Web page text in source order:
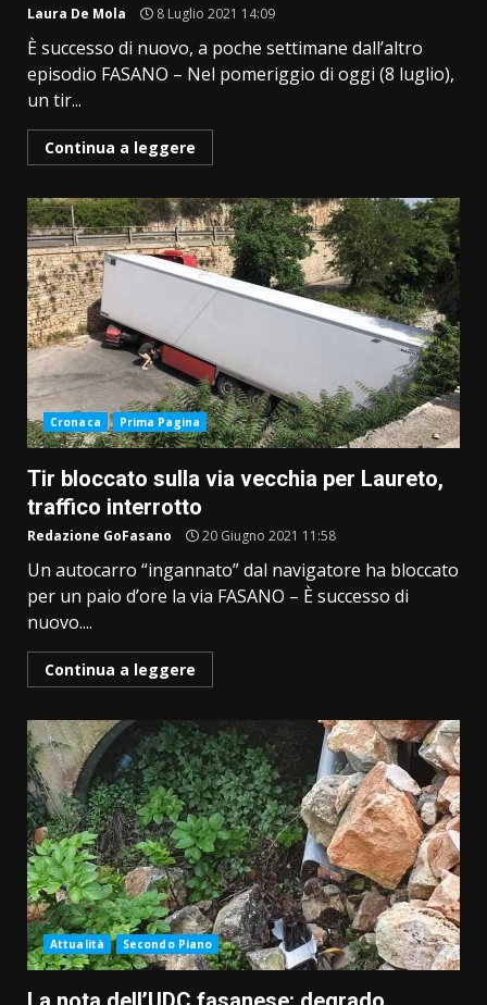
Laura De Mola 8 Luglio 2021 14:09
È successo di nuovo, a poche settimane dall’altro
episodio FASANO – Nel pomeriggio di oggi (8 luglio),
un tir...
Continua a leggere
Cronaca Prima Pagina
Tir bloccato sulla via vecchia per Laureto,
traffico interrotto
Redazione GoFasano 20 Giugno 2021 11:58
Un autocarro “ingannato” dal navigatore ha bloccato
per un paio d’ore la via FASANO – È successo di
nuovo....
Continua a leggere
Attualità Secondo Piano